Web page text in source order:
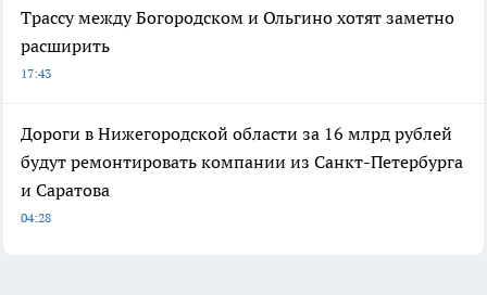
Трассу между Богородском и Ольгино хотят заметно
расширить
17:43
Дороги в Нижегородской области за 16 млрд рублей
будут ремонтировать компании из Санкт-Петербурга
и Саратова
04:28